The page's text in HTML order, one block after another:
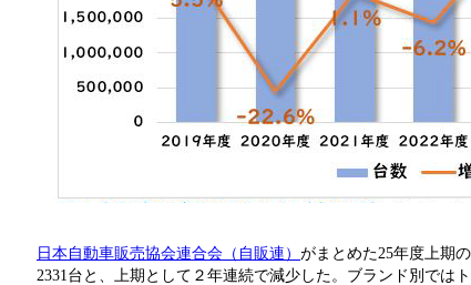
日本自動車販売協会連合会（自販連） がまとめた25年度上期
2331台と、上期として２年連続で減少した。ブランド別では